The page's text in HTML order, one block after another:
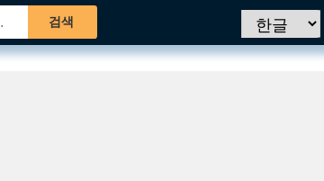
검색